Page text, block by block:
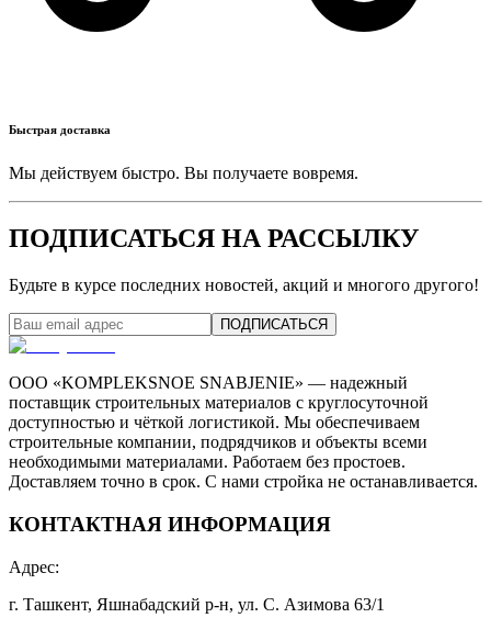
Быстрая доставка
Мы действуем быстро. Вы получаете вовремя.
ПОДПИСАТЬСЯ НА РАССЫЛКУ
Будьте в курсе последних новостей, акций и многого другого!
ПОДПИСАТЬСЯ
ООО «KOMPLEKSNOE SNABJENIE» — надежный
поставщик строительных материалов с круглосуточной
доступностью и чёткой логистикой. Мы обеспечиваем
строительные компании, подрядчиков и объекты всеми
необходимыми материалами. Работаем без простоев.
Доставляем точно в срок. С нами стройка не останавливается.
КОНТАКТНАЯ ИНФОРМАЦИЯ
Адрес:
г. Ташкент, Яшнабадский р-н, ул. С. Азимова 63/1